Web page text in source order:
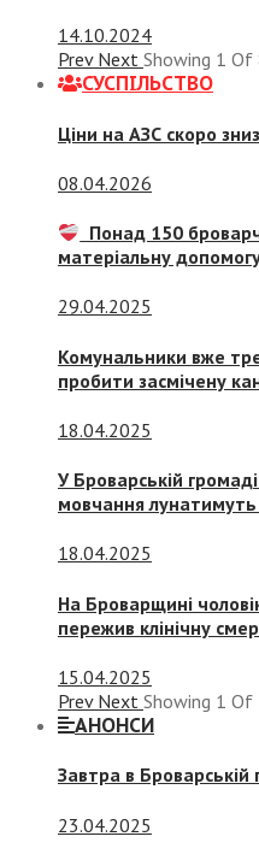
14.10.2024
Prev Next Showing 1 Of
СУСПIЛЬСТВО
Ціни на АЗС скоро
08.04.2026
Понад 150
матеріальну
29.04.2025
Комунальники вже
пробити засмічену
18.04.2025
У Броварській
мовчання
18.04.2025
На Броварщині
пережив клінічну
15.04.2025
Prev Next Showing 1 Of
АНОНСИ
Завтра в Броварській
23.04.2025